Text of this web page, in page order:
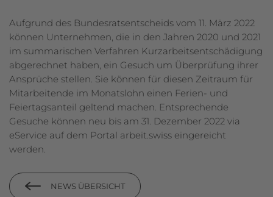
Aufgrund des Bundesratsentscheids vom 11. März 2022
können Unternehmen, die in den Jahren 2020 und 2021
im summarischen Verfahren Kurzarbeitsent­schä­digung
abgerechnet haben, ein Gesuch um Überprüfung ihrer
Ansprüche stellen. Sie können für diesen Zeitraum für
Mitarbeitende im Monatslohn einen Ferien- und
Feiertagsanteil geltend machen. Entsprechende
Gesuche können neu bis am 31. Dezember 2022 via
eService auf dem Portal arbeit.swiss eingereicht
werden.
NEWS ÜBERSICHT